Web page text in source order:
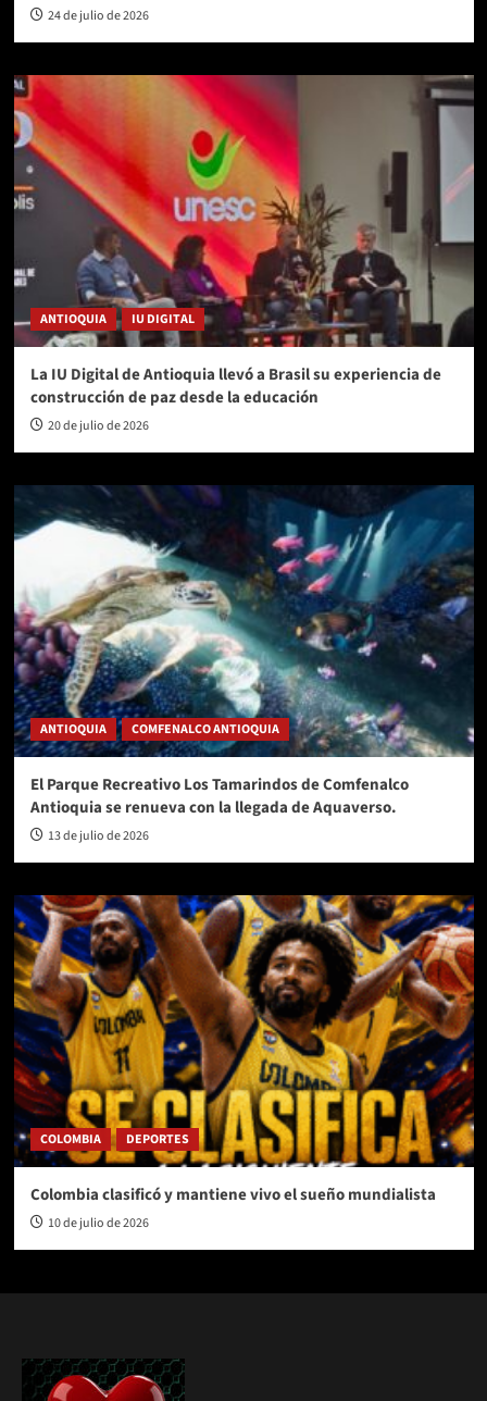
24 de julio de 2026
ANTIOQUIA IU DIGITAL
La IU Digital de Antioquia llevó a Brasil su experiencia de
construcción de paz desde la educación
20 de julio de 2026
ANTIOQUIA COMFENALCO ANTIOQUIA
El Parque Recreativo Los Tamarindos de Comfenalco
Antioquia se renueva con la llegada de Aquaverso.
13 de julio de 2026
COLOMBIA DEPORTES
Colombia clasificó y mantiene vivo el sueño mundialista
10 de julio de 2026